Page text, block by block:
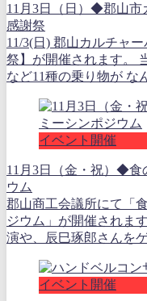
11月3日（日）◆郡山市
感謝祭
11/3(日) 郡山カルチャ
祭】が開催されます。
など11種の乗り物が な
イベント開催
11月3日（金・祝）◆食
ウム
郡山商工会議所にて「
ジウム」が開催されま
演や、辰巳琢郎さんを
イベント開催